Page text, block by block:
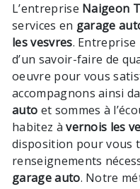
L’entreprise Naigeon
services en garage
les vesvres. Entreprise
d’un savoir-faire de
oeuvre pour vous
accompagnons ainsi
auto et sommes à
habitez àvernois les
disposition pour vous
renseignements
garage auto. Notre